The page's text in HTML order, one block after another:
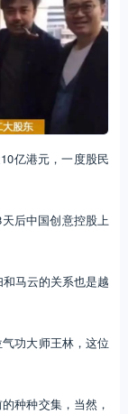
亿港元，一度股民
后中国创意控股上
马云的关系也是越
功大师王林，这位
种种交集，当然，